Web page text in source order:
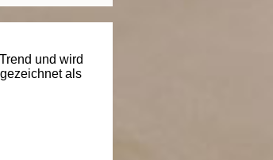
und wird
als